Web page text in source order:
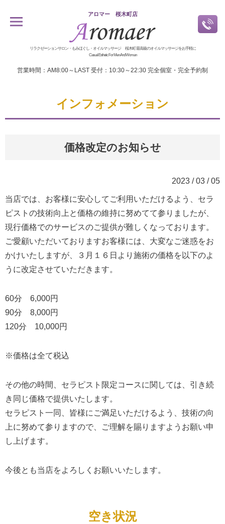
アロマー 桜木町店
リラクゼーションサロン・もみほぐし・オイルマッサージ 桜木町 最高級のオイルマッサージをお手軽に
Casual Esthetic For Men And Woman
営業時間：AM8:00～LAST 受付：10:30～22:30 完全個室・完全予約制
インフォメーション
価格改定のお知らせ
2023 / 03 / 05
当店では、お客様に安心してご利用いただけるよう、セラ
ピストの技術向上と価格の維持に努めてて参りましたが、
現行価格でのサービスのご提供が難しくなっております。
ご愛顧いただいておりますお客様には、大変なご迷惑をお
かけいたしますが、３月１６日より施術の価格を以下のよ
うに改定させていただきます。
60分 6,000円
90分 8,000円
120分 10,000円
※価格は全て税込
その他の時間、セラピスト限定コースに関しては、引き続
き同じ価格で提供いたします。
セラピスト一同、皆様にご満足いただけるよう、技術の向
上に努めて参りますので、ご理解を賜りますようお願い申
し上げます。
今後とも当店をよろしくお願いいたします。
空き状況